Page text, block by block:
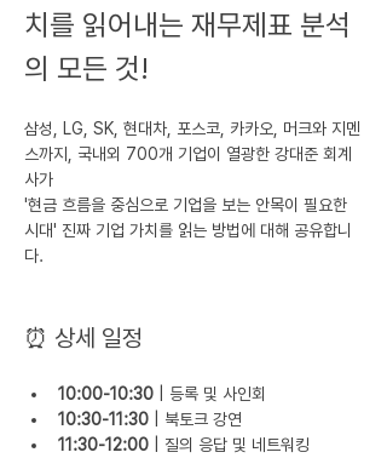
치를 읽어내는 재무제표 분석
의 모든 것!
삼성, LG, SK, 현대차, 포스코, 카카오, 머크와 지멘
스까지, 국내외 700개 기업이 열광한 강대준 회계
사가
'현금 흐름을 중심으로 기업을 보는 안목이 필요한
시대' 진짜 기업 가치를 읽는 방법에 대해 공유합니
다.
⏰ 상세 일정
10:00-10:30 | 등록 및 사인회
10:30-11:30 | 북토크 강연
11:30-12:00 | 질의 응답 및 네트워킹